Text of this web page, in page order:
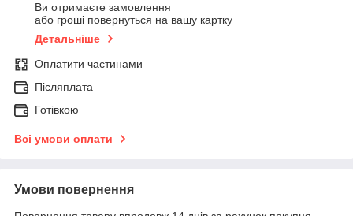
Ви отримаєте замовлення
або гроші повернуться на вашу картку
Детальніше
Оплатити частинами
Післяплата
Готівкою
Всі умови оплати
Умови повернення